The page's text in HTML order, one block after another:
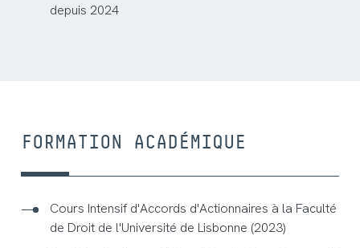
depuis 2024
FORMATION ACADÉMIQUE
Cours Intensif d'Accords d'Actionnaires à la Faculté
de Droit de l'Université de Lisbonne (2023)